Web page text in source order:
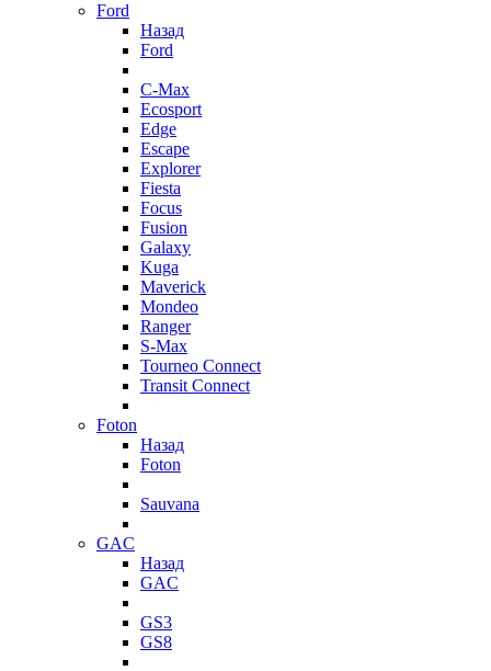
Ford
Назад
Ford
C-Max
Ecosport
Edge
Escape
Explorer
Fiesta
Focus
Fusion
Galaxy
Kuga
Maverick
Mondeo
Ranger
S-Max
Tourneo Connect
Transit Connect
Foton
Назад
Foton
Sauvana
GAC
Назад
GAC
GS3
GS8